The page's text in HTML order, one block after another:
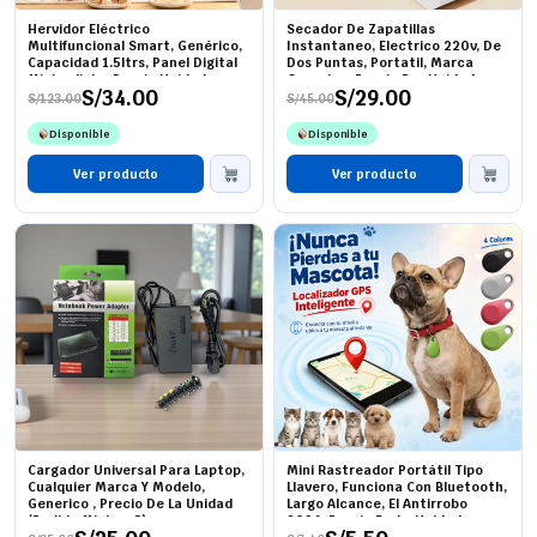
Hervidor Eléctrico
Multifuncional Smart, Genérico,
Capacidad 1.5ltrs, Panel Digital
Minimalista, Precio Unidad
S/123.00
El
precio
original
era:
S/123.00.
S/34.00
El
precio
actual
es:
S/34.00.
Disponible
Ver producto
Secador De Zapatillas
Instantaneo, Electrico 220v, De
Dos Puntas, Portatil, Marca
Generico, Precio Por Unidad
S/45.00
El
precio
original
era:
S/45.00.
S/29.00
El
precio
actual
es:
S/29.00.
Disponible
Ver producto
Cargador Universal Para Laptop,
Cualquier Marca Y Modelo,
Generico , Precio De La Unidad
(Pedido Minimo 3)
Mini Rastreador Portátil Tipo
Llavero, Funciona Con Bluetooth,
Largo Alcance, El Antirrobo
2026, Precio De La Unidad